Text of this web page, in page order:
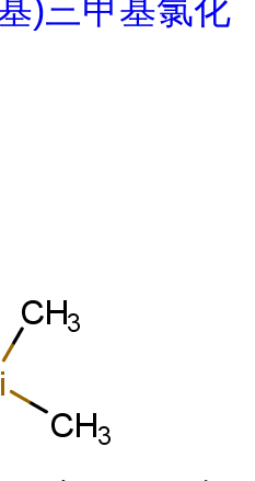
)三甲基氯化